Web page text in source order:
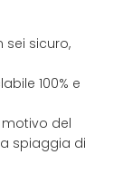
sei sicuro,
100% e
del
spiaggia di